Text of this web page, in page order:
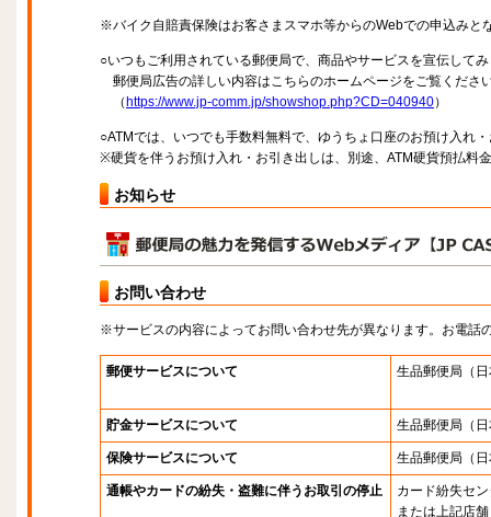
※バイク自賠責保険はお客さまスマホ等からのWebでの申込みと
○いつもご利用されている郵便局で、商品やサービスを宣伝して
郵便局広告の詳しい内容はこちらのホームページをご覧くださ
（ https://www.jp-comm.jp/showshop.php?CD=040940）
○ATMでは、いつでも手数料無料で、ゆうちょ口座のお預け入れ
※硬貨を伴うお預け入れ・お引き出しは、別途、ATM硬貨預払料
お知らせ
お問い合わせ
※サービスの内容によってお問い合わせ先が異なります。お電話
郵便サービスについて 生品郵便局 （
貯金サービスについて 生品郵便局 （
保険サービスについて 生品郵便局 （
通帳やカードの紛失・盗難に伴うお取引の停止
カード紛失セ
または上記店舗